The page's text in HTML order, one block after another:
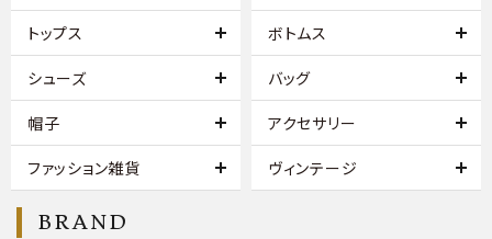
トップス ボトムス
シューズ バッグ
帽子 アクセサリー
ファッション雑貨 ヴィンテージ
BRAND